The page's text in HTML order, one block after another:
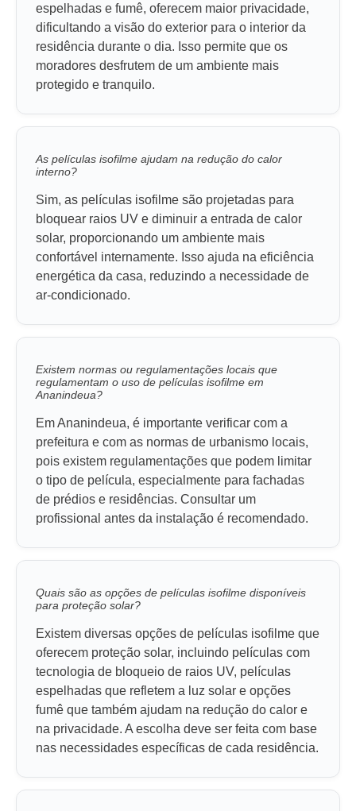
espelhadas e fumê, oferecem maior privacidade,
dificultando a visão do exterior para o interior da
residência durante o dia. Isso permite que os
moradores desfrutem de um ambiente mais
protegido e tranquilo.
As películas isofilme ajudam na redução do calor
interno?
Sim, as películas isofilme são projetadas para
bloquear raios UV e diminuir a entrada de calor
solar, proporcionando um ambiente mais
confortável internamente. Isso ajuda na eficiência
energética da casa, reduzindo a necessidade de
ar-condicionado.
Existem normas ou regulamentações locais que
regulamentam o uso de películas isofilme em
Ananindeua?
Em Ananindeua, é importante verificar com a
prefeitura e com as normas de urbanismo locais,
pois existem regulamentações que podem limitar
o tipo de película, especialmente para fachadas
de prédios e residências. Consultar um
profissional antes da instalação é recomendado.
Quais são as opções de películas isofilme disponíveis
para proteção solar?
Existem diversas opções de películas isofilme que
oferecem proteção solar, incluindo películas com
tecnologia de bloqueio de raios UV, películas
espelhadas que refletem a luz solar e opções
fumê que também ajudam na redução do calor e
na privacidade. A escolha deve ser feita com base
nas necessidades específicas de cada residência.